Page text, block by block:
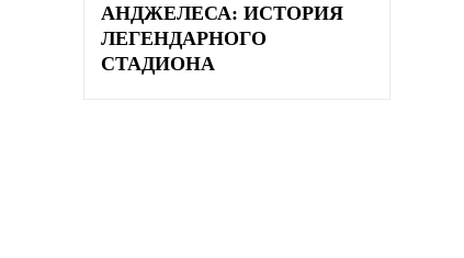
АНДЖЕЛЕСА: ИСТОРИЯ
ЛЕГЕНДАРНОГО
СТАДИОНА